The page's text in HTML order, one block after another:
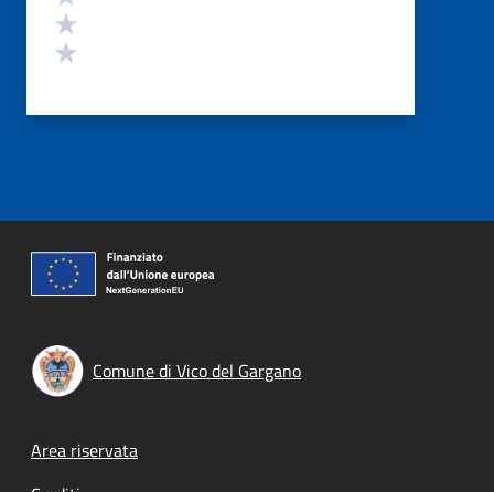
Comune di Vico del Gargano
Footer menu
Area riservata